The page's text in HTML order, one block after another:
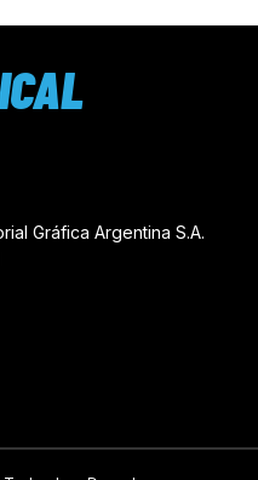
Gráfica Argentina S.A.